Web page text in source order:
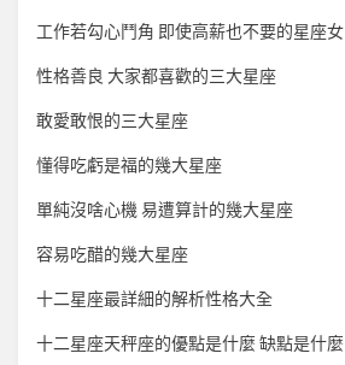
工作若勾心鬥角 即使高薪也不要的星座女
性格善良 大家都喜歡的三大星座
敢愛敢恨的三大星座
懂得吃虧是福的幾大星座
單純沒啥心機 易遭算計的幾大星座
容易吃醋的幾大星座
十二星座最詳細的解析性格大全
十二星座天秤座的優點是什麼 缺點是什麼